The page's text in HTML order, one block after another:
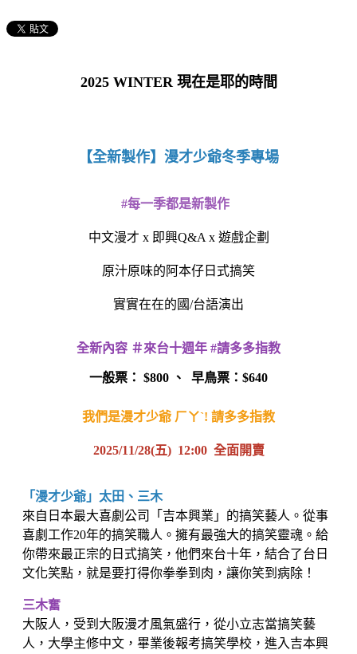
2025 WINTER 現在是耶的時間
【全新製作】漫才少爺冬季專場
#每一季都是新製作
中文漫才 x 即興Q&A x 遊戲企劃
原汁原味的阿本仔日式搞笑
實實在在的國/台語演出
全新內容 ＃來台十週年 #請多多指教
一般票： $800 、 早鳥票：$640
我們是漫才少爺 ㄏㄚˋ! 請多多指教
2025/11/28(五) 12:00 全面開賣
「漫才少爺」太田、三木
來自日本最大喜劇公司「吉本興業」的搞笑藝人。從事
喜劇工作20年的搞笑職人。擁有最強大的搞笑靈魂。給
你帶來最正宗的日式搞笑，他們來台十年，結合了台日
文化笑點，就是要打得你拳拳到肉，讓你笑到病除！
三木奮
大阪人，受到大阪漫才風氣盛行，從小立志當搞笑藝
人，大學主修中文，畢業後報考搞笑學校，進入吉本興